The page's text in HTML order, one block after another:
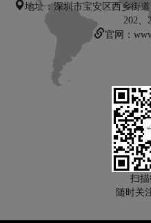
地址：深圳市宝安区西乡街道
202、
官网：
扫
随时关